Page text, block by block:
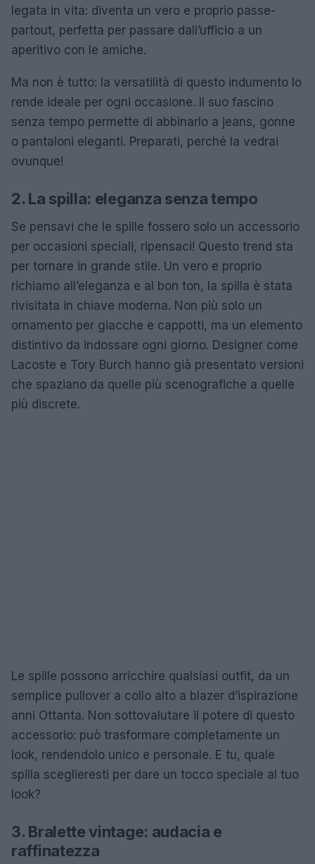
legata in vita: diventa un vero e proprio passe-
partout, perfetta per passare dall’ufficio a un
aperitivo con le amiche.
Ma non è tutto: la versatilità di questo indumento lo
rende ideale per ogni occasione. Il suo fascino
senza tempo permette di abbinarlo a jeans, gonne
o pantaloni eleganti. Preparati, perché la vedrai
ovunque!
2. La spilla: eleganza senza tempo
Se pensavi che le spille fossero solo un accessorio
per occasioni speciali, ripensaci! Questo trend sta
per tornare in grande stile. Un vero e proprio
richiamo all’eleganza e al bon ton, la spilla è stata
rivisitata in chiave moderna. Non più solo un
ornamento per giacche e cappotti, ma un elemento
distintivo da indossare ogni giorno. Designer come
Lacoste e Tory Burch hanno già presentato versioni
che spaziano da quelle più scenografiche a quelle
più discrete.
Le spille possono arricchire qualsiasi outfit, da un
semplice pullover a collo alto a blazer d’ispirazione
anni Ottanta. Non sottovalutare il potere di questo
accessorio: può trasformare completamente un
look, rendendolo unico e personale. E tu, quale
spilla sceglieresti per dare un tocco speciale al tuo
look?
3. Bralette vintage: audacia e
raffinatezza